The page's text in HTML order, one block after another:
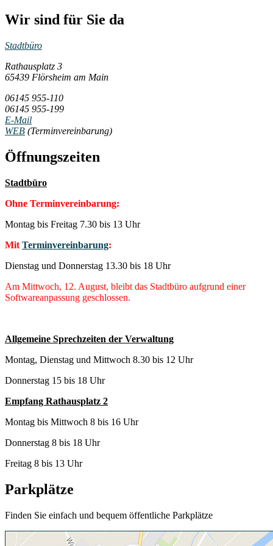
Wir sind für Sie da
Stadtbüro
Rathausplatz 3
65439 Flörsheim am Main
06145 955-110
06145 955-199
E-Mail
WEB (Terminvereinbarung)
Öffnungszeiten
Stadtbüro
Ohne Terminvereinbarung:
Montag bis Freitag 7.30 bis 13 Uhr
Mit Terminvereinbarung:
Dienstag und Donnerstag 13.30 bis 18 Uhr
Am Mittwoch, 12. August, bleibt das Stadtbüro aufgrund einer
Softwareanpassung geschlossen.
Allgemeine Sprechzeiten der Verwaltung
Montag, Dienstag und Mittwoch 8.30 bis 12 Uhr
Donnerstag 15 bis 18 Uhr
Empfang Rathausplatz 2
Montag bis Mittwoch 8 bis 16 Uhr
Donnerstag 8 bis 18 Uhr
Freitag 8 bis 13 Uhr
Parkplätze
Finden Sie einfach und bequem öffentliche Parkplätze